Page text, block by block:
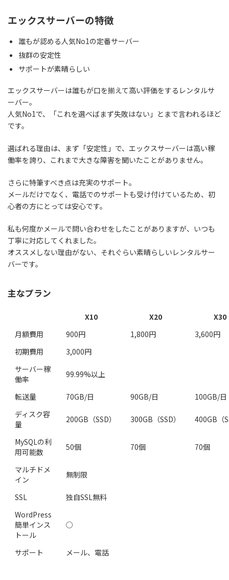
エックスサーバーの特徴
誰もが認める人気No1の定番サーバー
抜群の安定性
サポートが素晴らしい
エックスサーバーは誰もが口を揃えて高い評価をするレンタルサ
ーバー。
人気No1で、「これを選べばまず失敗はない」 とまで言われるほど
です。
選ばれる理由は、まず「安定性」で、エックスサーバーは高い稼
働率を誇り、これまで大きな障害を聞いたことがありません。
さらに特筆すべき点は充実のサポート。
メールだけでなく、電話でのサポートも受け付けているため、初
心者の方にとっては安心です。
私も何度かメールで問い合わせをしたことがありますが、いつも
丁寧に対応してくれました。
オススメしない理由がない、それぐらい素晴らしいレンタルサー
バーです。
主なプラン
X10 X20
X30
月額費用
900円 1,800円
3,600円
初期費用
3,000円
サーバー稼
働率
99.99%以上
転送量 70GB/日 90GB/日
100GB/日
ディスク容
量
200GB（SSD） 300GB（SSD） 400GB（
MySQLの利
用可能数
50個 70個 70個
マルチドメ
イン
無制限
SSL
独自SSL無料
WordPress
簡単インス
トール
○
サポート メール、電話